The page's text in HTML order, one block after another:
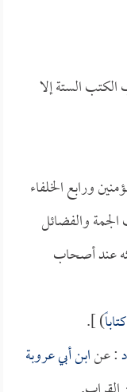
الستة إلا
ورابع الخلفاء
الجمة والفضائل
عند أصحاب
) ].
: عنابن أبي عروبة